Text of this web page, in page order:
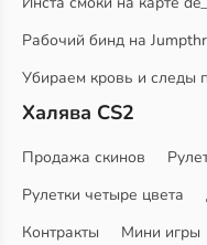
Рабочий бинд на
Убираем кровь и следы
Халява CS2
Продажа скинов
Рулетки четыре цвета
Контракты
Мини игры